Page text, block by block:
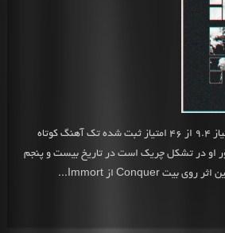
پاورقی از صفیرمیانگین امتیاز 9.4 از 46 امتیاز ثبت شده تک آهنگ کوتاه
او در تشکل چریک است در تاریخ بیست و پنجم